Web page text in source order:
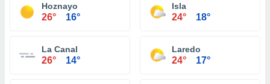
Hoznayo
26° 16°
Isla
24° 18°
La Canal
26° 14°
Laredo
24° 17°